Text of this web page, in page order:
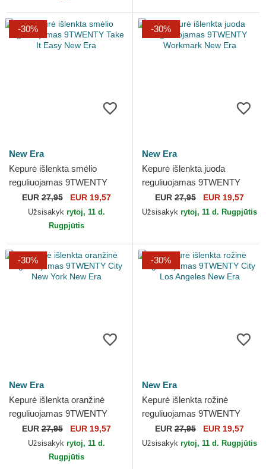
-30%
New Era
Kepurė išlenkta smėlio
reguliuojamas 9TWENTY
Take It Easy New Era
EUR27,95 EUR 19,57
Užsisakyk rytoj, 11 d.
Rugpjūtis
-30%
New Era
Kepurė išlenkta juoda
reguliuojamas 9TWENTY
Workmark New Era
EUR 27,95 EUR 19,57
Užsisakyk rytoj, 11 d. Rugpjūtis
-30%
New Era
Kepurė išlenkta oranžinė
reguliuojamas 9TWENTY
City New York New Era
EUR27,95 EUR 19,57
Užsisakyk rytoj, 11 d.
Rugpjūtis
-30%
New Era
Kepurė išlenkta rožinė
reguliuojamas 9TWENTY
City Los Angeles New Era
EUR 27,95 EUR 19,57
Užsisakyk rytoj, 11 d. Rugpjūtis